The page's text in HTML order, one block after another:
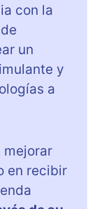
con la
un
y
a
mejorar
en recibir